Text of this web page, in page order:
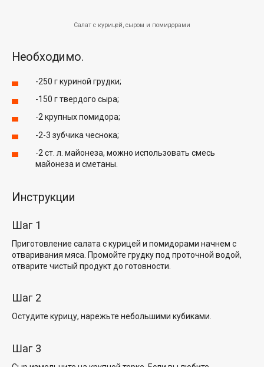
Салат с курицей, сыром и помидорами
Необходимо.
-250 г куриной грудки;
-150 г твердого сыра;
-2 крупных помидора;
-2-3 зубчика чеснока;
-2 ст. л. майонеза, можно использовать смесь
майонеза и сметаны.
Инструкции
Шаг 1
Приготовление салата с курицей и помидорами начнем с
отваривания мяса. Промойте грудку под проточной водой,
отварите чистый продукт до готовности.
Шаг 2
Остудите курицу, нарежьте небольшими кубиками.
Шаг 3